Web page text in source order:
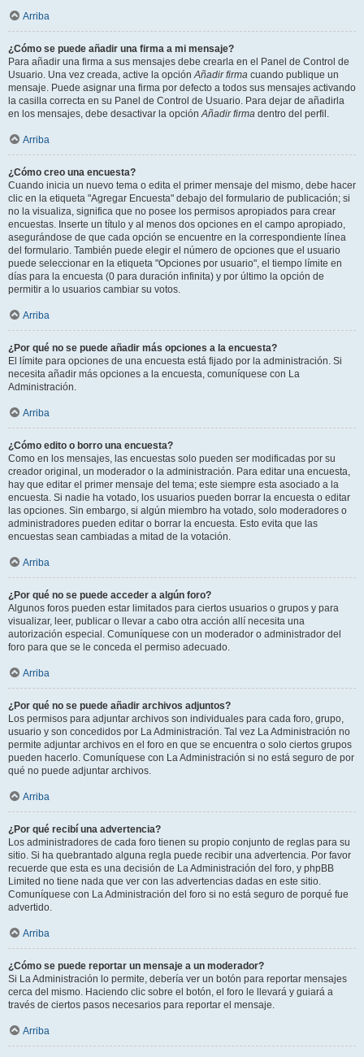
Arriba
¿Cómo se puede añadir una firma a mi mensaje?
Para añadir una firma a sus mensajes debe crearla en el Panel de Control de
Usuario. Una vez creada, active la opciónAñadir firma cuando publique un
mensaje. Puede asignar una firma por defecto a todos sus mensajes activando
la casilla correcta en su Panel de Control de Usuario. Para dejar de añadirla
en los mensajes, debe desactivar la opciónAñadir firma dentro del perfil.
Arriba
¿Cómo creo una encuesta?
Cuando inicia un nuevo tema o edita el primer mensaje del mismo, debe hacer
clic en la etiqueta "Agregar Encuesta" debajo del formulario de publicación; si
no la visualiza, significa que no posee los permisos apropiados para crear
encuestas. Inserte un título y al menos dos opciones en el campo apropiado,
asegurándose de que cada opción se encuentre en la correspondiente línea
del formulario. También puede elegir el número de opciones que el usuario
puede seleccionar en la etiqueta "Opciones por usuario", el tiempo límite en
días para la encuesta (0 para duración infinita) y por último la opción de
permitir a lo usuarios cambiar su votos.
Arriba
¿Por qué no se puede añadir más opciones a la encuesta?
El límite para opciones de una encuesta está fijado por la administración. Si
necesita añadir más opciones a la encuesta, comuníquese con La
Administración.
Arriba
¿Cómo edito o borro una encuesta?
Como en los mensajes, las encuestas solo pueden ser modificadas por su
creador original, un moderador o la administración. Para editar una encuesta,
hay que editar el primer mensaje del tema; este siempre esta asociado a la
encuesta. Si nadie ha votado, los usuarios pueden borrar la encuesta o editar
las opciones. Sin embargo, si algún miembro ha votado, solo moderadores o
administradores pueden editar o borrar la encuesta. Esto evita que las
encuestas sean cambiadas a mitad de la votación.
Arriba
¿Por qué no se puede acceder a algún foro?
Algunos foros pueden estar limitados para ciertos usuarios o grupos y para
visualizar, leer, publicar o llevar a cabo otra acción allí necesita una
autorización especial. Comuníquese con un moderador o administrador del
foro para que se le conceda el permiso adecuado.
Arriba
¿Por qué no se puede añadir archivos adjuntos?
Los permisos para adjuntar archivos son individuales para cada foro, grupo,
usuario y son concedidos por La Administración. Tal vez La Administración no
permite adjuntar archivos en el foro en que se encuentra o solo ciertos grupos
pueden hacerlo. Comuníquese con La Administración si no está seguro de por
qué no puede adjuntar archivos.
Arriba
¿Por qué recibí una advertencia?
Los administradores de cada foro tienen su propio conjunto de reglas para su
sitio. Si ha quebrantado alguna regla puede recibir una advertencia. Por favor
recuerde que esta es una decisión de La Administración del foro, y phpBB
Limited no tiene nada que ver con las advertencias dadas en este sitio.
Comuníquese con La Administración del foro si no está seguro de porqué fue
advertido.
Arriba
¿Cómo se puede reportar un mensaje a un moderador?
Si La Administración lo permite, debería ver un botón para reportar mensajes
cerca del mismo. Haciendo clic sobre el botón, el foro le llevará y guiará a
través de ciertos pasos necesarios para reportar el mensaje.
Arriba